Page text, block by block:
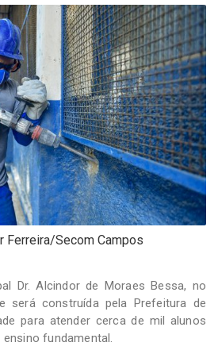
Ferreira/Secom Campos
Dr. Alcindor de Moraes Bessa, no
será construída pela Prefeitura de
para atender cerca de mil alunos
fundamental.